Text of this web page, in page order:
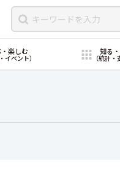
楽しむ
イベント）
知る
（統計・